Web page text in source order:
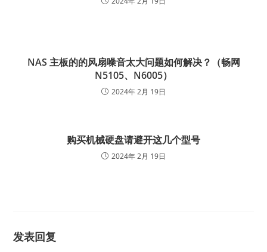
NAS 主板的的风扇噪音太大问题如何解决？（畅网
N5105、N6005）
2024年 2月 19日
购买机械硬盘请避开这几个型号
2024年 2月 19日
发表回复